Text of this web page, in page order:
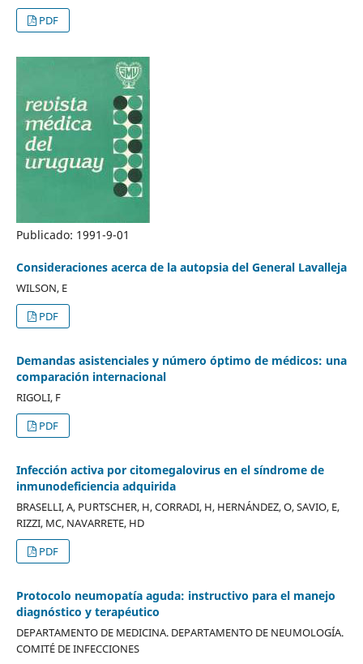
PDF
Publicado: 1991-9-01
Consideraciones acerca de la autopsia del General Lavalleja
WILSON, E
PDF
Demandas asistenciales y número óptimo de médicos: una
comparación internacional
RIGOLI, F
PDF
Infección activa por citomegalovirus en el síndrome de
inmunodeficiencia adquirida
BRASELLI, A, PURTSCHER, H, CORRADI, H, HERNÁNDEZ, O, SAVIO, E,
RIZZI, MC, NAVARRETE, HD
PDF
Protocolo neumopatía aguda: instructivo para el manejo
diagnóstico y terapéutico
DEPARTAMENTO DE MEDICINA. DEPARTAMENTO DE NEUMOLOGÍA.
COMITÉ DE INFECCIONES